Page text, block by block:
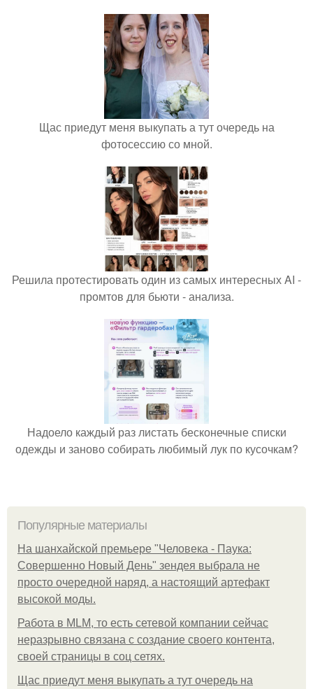
Щас приедут меня выкупать а тут очередь на
фотосессию со мной.
Решила протестировать один из самых интересных AI -
промтов для бьюти - анализа.
Надоело каждый раз листать бесконечные списки
одежды и заново собирать любимый лук по кусочкам?
Популярные материалы
На шанхайской премьере "Человека - Паука:
Совершенно Новый День" зендея выбрала не
просто очередной наряд, а настоящий артефакт
высокой моды.
Работа в MLM, то есть сетевой компании сейчас
неразрывно связана с создание своего контента,
своей страницы в соц сетях.
Щас приедут меня выкупать а тут очередь на